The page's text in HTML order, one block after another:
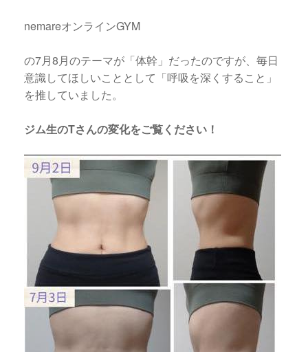
nemareオンラインGYM
の7月8月のテーマが「体幹」だったのですが、毎日
意識してほしいこととして「呼吸を深くすること」
を推していました。
ジム生のTさんの変化をご覧ください！